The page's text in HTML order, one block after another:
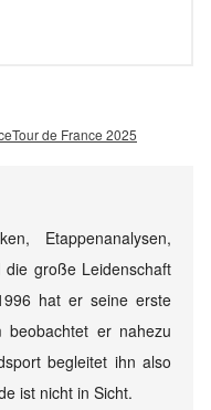
Tour de France 2025
Etappenanalysen,
die große Leidenschaft
hat er seine erste
er nahezu
begleitet ihn also
ist nicht in Sicht.